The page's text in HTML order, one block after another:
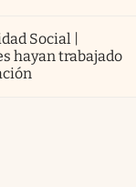
Social |
hayan trabajado